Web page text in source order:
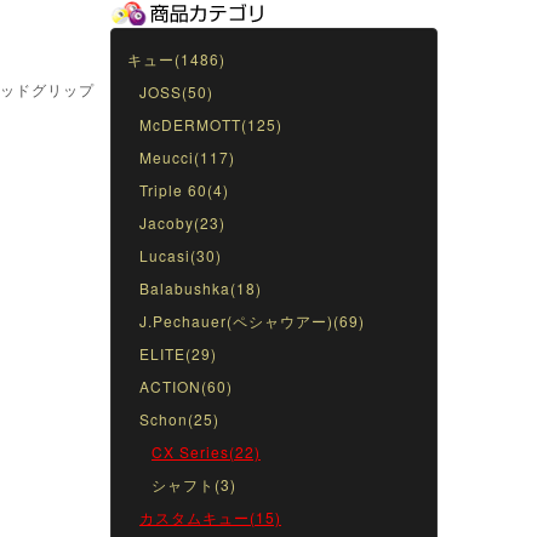
ドグリップ
キュー(1486)
JOSS(50)
McDERMOTT(125)
Meucci(117)
Triple 60(4)
Jacoby(23)
Lucasi(30)
Balabushka(18)
J.Pechauer(ペシャウアー)(69)
ELITE(29)
ACTION(60)
Schon(25)
CX Series(22)
シャフト(3)
カスタムキュー(15)